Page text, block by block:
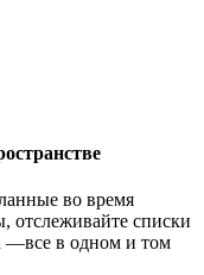
во время
отслеживайте списки
―все в одном и том